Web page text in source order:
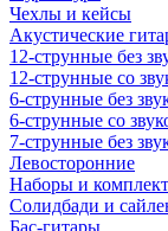
Чехлы и кейсы
Акустические
12-струнные без
12-струнные со
6-струнные без
6-струнные со
7-струнные без
Левосторонние
Наборы и
Солидбади и
Бас-гитары